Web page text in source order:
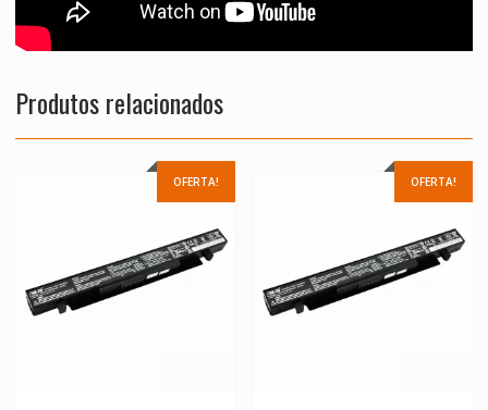
Produtos relacionados
OFERTA! OFERTA!